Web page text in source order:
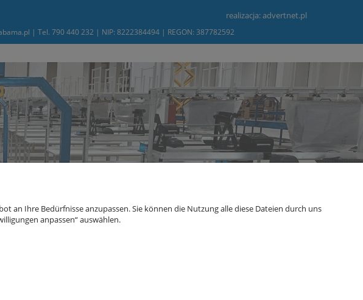
realizacja:advertnet.pl
| Tel. 790 440 232 | NIP: 8222384494 | REGON: 387782592
an Ihre Bedürfnisse anzupassen. Sie können die Nutzung alle diese Dateien durch uns
anpassen“ auswählen.